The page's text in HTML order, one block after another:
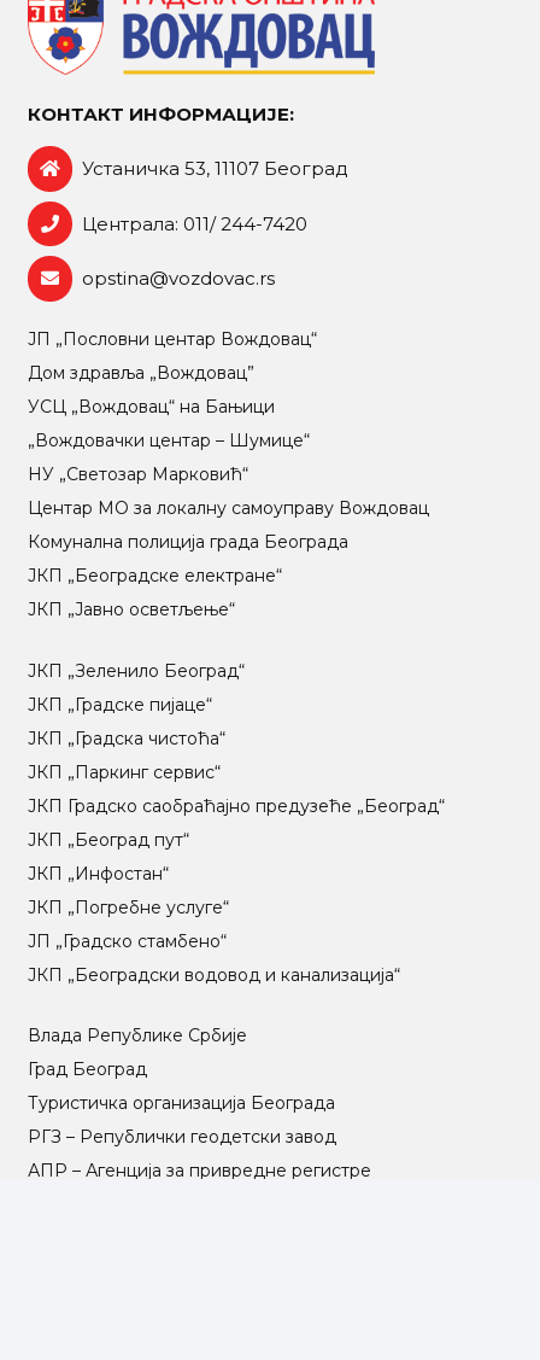
КОНТАКТ ИНФОРМАЦИЈЕ:
Устаничка 53, 11107 Београд
Централа: 011/ 244-7420
opstina@vozdovac.rs
ЈП „Пословни центар Вождовац“
Дом здравља „Вождовац”
УСЦ „Вождовац“ на Бањици
„Вождовачки центар – Шумице“
НУ „Светозар Марковић“
Центар МO за локалну самоуправу Вождовац
Комунална полиција града Београда
ЈКП „Београдске електране“
ЈКП „Јавно осветљење“
ЈКП „Зеленило Београд“
ЈКП „Градске пијаце“
ЈКП „Градска чистоћа“
ЈКП „Паркинг сервис“
ЈКП Градско саобраћајно предузеће „Београд“
ЈКП „Београд пут“
ЈКП „Инфостан“
ЈКП „Погребне услуге“
ЈП „Градско стамбено“
ЈКП „Београдски водовод и канализација“
Влада Републике Србије
Град Београд
Туристичка организација Београда
РГЗ – Републички геодетски завод
АПР – Агенција за привредне регистре